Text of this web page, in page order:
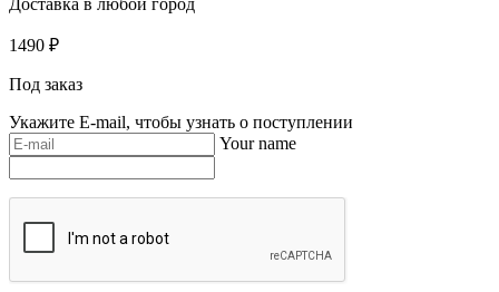
1490 ₽
Под заказ
Укажите E-mail, чтобы узнать о поступлении
Your name